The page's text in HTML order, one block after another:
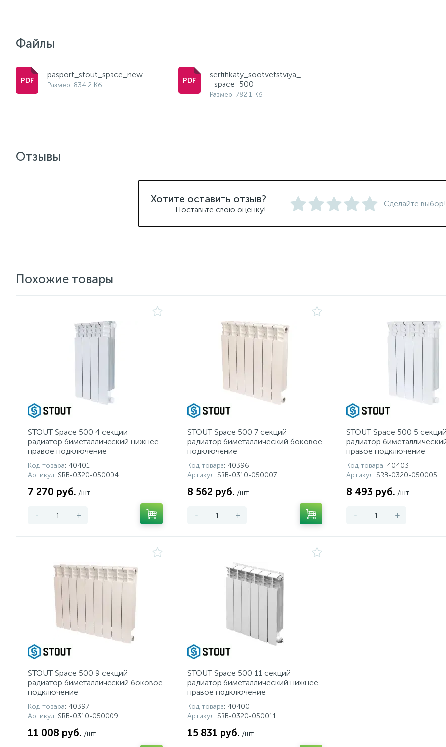
Файлы
pasport_stout_space_new
Размер: 834.2 Кб
sertifikaty_sootvetstviya_-
_space_500
Размер: 782.1 Кб
Отзывы
Хотите оставить отзыв?
Поставьте свою оценку!
Сделайте выбор!
Похожие товары
STOUT Space 500 4 секции
радиатор биметаллический нижнее
правое подключение
Код товара: 40401
Артикул: SRB-0320-050004
7 270 руб. /шт
- +
STOUT Space 500 7 секций
радиатор биметаллический боковое
подключение
Код товара: 40396
Артикул: SRB-0310-050007
8 562 руб. /шт
- +
STOUT Space 500 5 секций
радиатор
правое подключение
Код товара: 40403
Артикул: SRB-0320-050005
8 493 руб. /шт
- +
STOUT Space 500 9 секций
радиатор биметаллический боковое
подключение
Код товара: 40397
Артикул: SRB-0310-050009
11 008 руб. /шт
STOUT Space 500 11 секций
радиатор биметаллический нижнее
правое подключение
Код товара: 40400
Артикул: SRB-0320-050011
15 831 руб. /шт